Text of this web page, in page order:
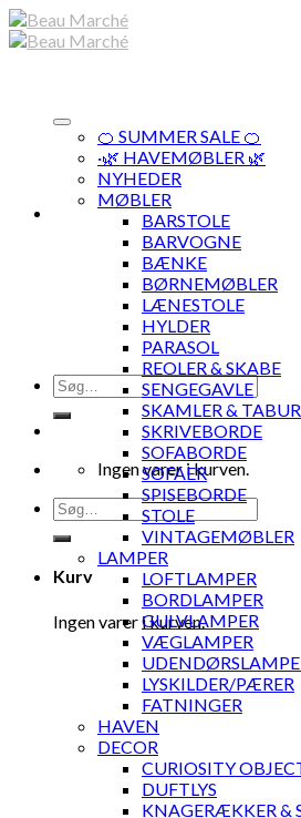
Skip
to
Søg
efter:
Ingen varer i kurven.
Søg
efter:
Kurv
Ingen varer i kurven.
🍊 SUMMER SALE 🍊
·🌿 HAVEMØBLER 🌿
NYHEDER
MØBLER
BARSTOLE
BARVOGNE
BÆNKE
BØRNEMØBLER
LÆNESTOLE
HYLDER
PARASOL
REOLER & SKABE
SENGEGAVLE
SKAMLER &
SKRIVEBORDE
SOFABORDE
SOFAER
SPISEBORDE
STOLE
VINTAGEMØBLER
LAMPER
LOFTLAMPER
BORDLAMPER
GULVLAMPER
VÆGLAMPER
LYSKILDER/PÆRER
FATNINGER
HAVEN
DECOR
CURIOSITY
DUFTLYS
KNAGERÆKKER &